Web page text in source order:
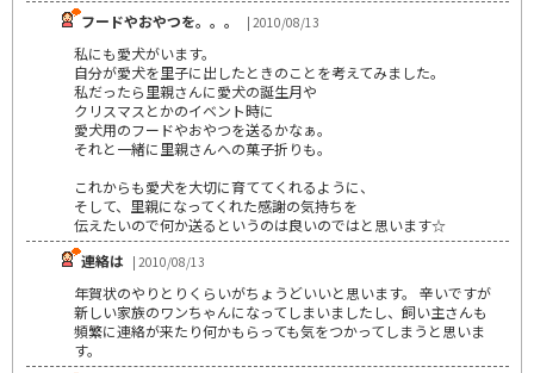
フードやおやつを。。。
| 2010/08/13
私にも愛犬がいます。
自分が愛犬を里子に出したときのことを考えてみました。
私だったら里親さんに愛犬の誕生月や
クリスマスとかのイベント時に
愛犬用のフードやおやつを送るかなぁ。
それと一緒に里親さんへの菓子折りも。
これからも愛犬を大切に育ててくれるように、
そして、里親になってくれた感謝の気持ちを
伝えたいので何か送るというのは良いのではと思います☆
連絡は | 2010/08/13
年賀状のやりとりくらいがちょうどいいと思います。 辛いですが
新しい家族のワンちゃんになってしまいましたし、飼い主さんも
頻繁に連絡が来たり何かもらっても気をつかってしまうと思いま
す。